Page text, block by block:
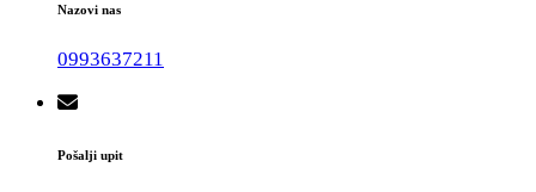
Nazovi nas
0993637211
Pošalji upit